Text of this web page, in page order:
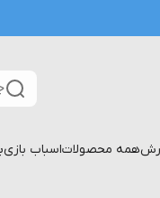
همه محصولاتاسباب بازی